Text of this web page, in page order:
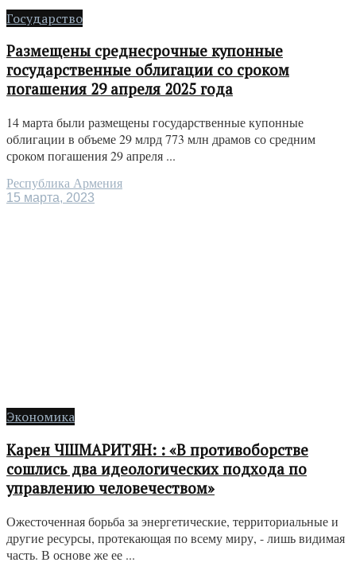
Государство
Размещены среднесрочные купонные
государственные облигации со сроком
погашения 29 апреля 2025 года
14 марта были размещены государственные купонные
облигации в объеме 29 млрд 773 млн драмов со средним
сроком погашения 29 апреля ...
Республика Армения
15 марта, 2023
Экономика
Карен ЧШМАРИТЯН: : «В противоборстве
сошлись два идеологических подхода по
управлению человечеством»
Ожесточенная борьба за энергетические, территориальные и
другие ресурсы, протекающая по всему миру, - лишь видимая
часть. В основе же ее ...